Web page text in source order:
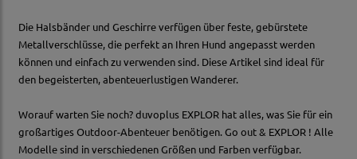
Die Halsbänder und Geschirre verfügen über feste, gebürstete
Metallverschlüsse, die perfekt an Ihren Hund angepasst werden
können und einfach zu verwenden sind. Diese Artikel sind ideal für
den begeisterten, abenteuerlustigen Wanderer.
Worauf warten Sie noch? duvoplus EXPLOR hat alles, was Sie für ein
großartiges Outdoor-Abenteuer benötigen. Go out & EXPLOR ! Alle
Modelle sind in verschiedenen Größen und Farben verfügbar.